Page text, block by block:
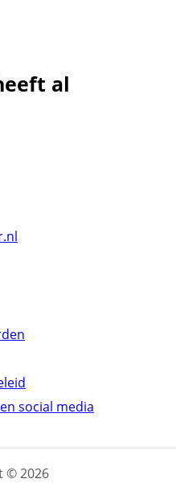
al
social media
© 2026